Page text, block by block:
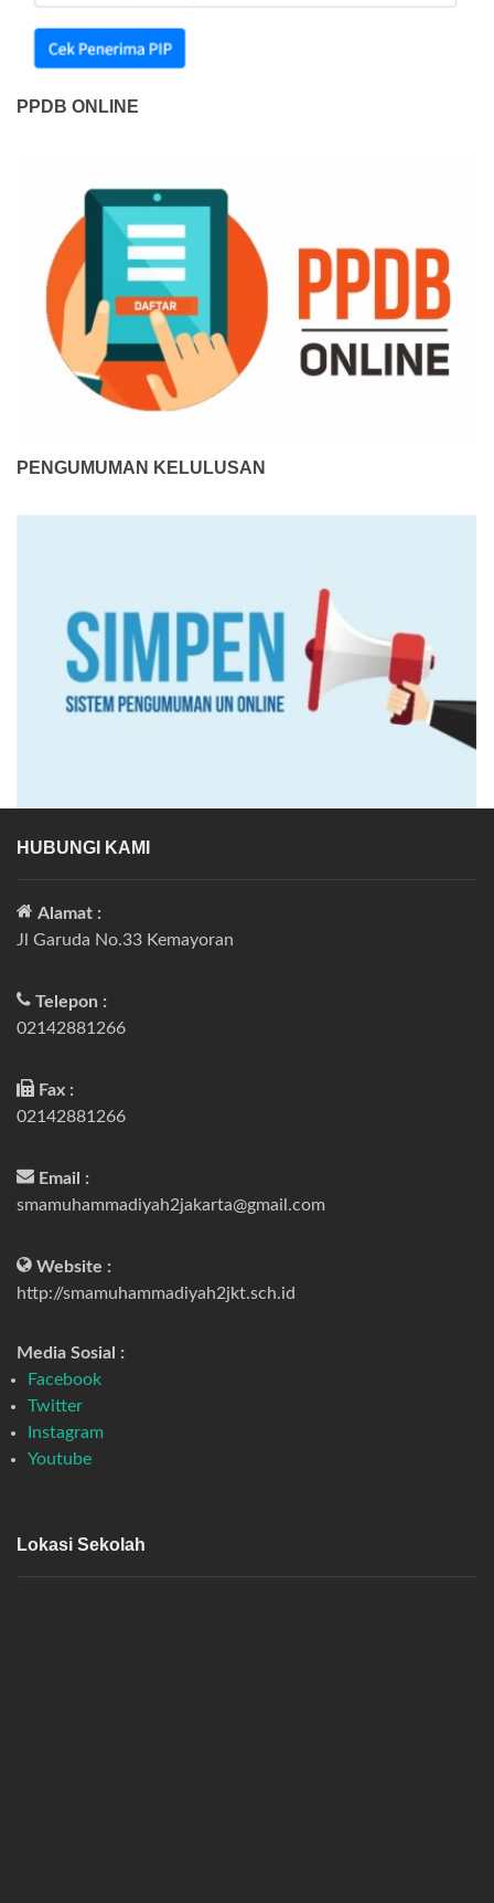
PPDB ONLINE
PENGUMUMAN KELULUSAN
HUBUNGI KAMI
Alamat :
Jl Garuda No.33 Kemayoran
Telepon :
02142881266
Fax :
02142881266
Email :
smamuhammadiyah2jakarta@gmail.com
Website :
http://smamuhammadiyah2jkt.sch.id
Media Sosial :
Facebook
Twitter
Instagram
Youtube
Lokasi Sekolah